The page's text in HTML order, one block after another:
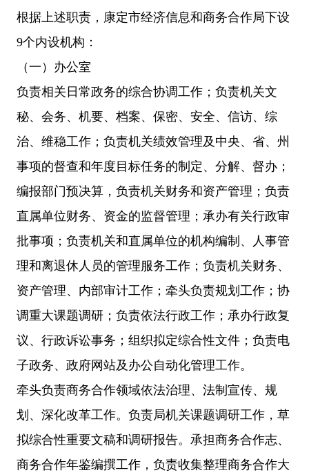
根据上述职责，康定市经济信息和商务合作局下设
9个内设机构：
（一）办公室
负责相关日常政务的综合协调工作；负责机关文
秘、会务、机要、档案、保密、安全、信访、综
治、维稳工作；负责机关绩效管理及中央、省、州
事项的督查和年度目标任务的制定、分解、督办；
编报部门预决算，负责机关财务和资产管理；负责
直属单位财务、资金的监督管理；承办有关行政审
批事项；负责机关和直属单位的机构编制、人事管
理和离退休人员的管理服务工作；负责机关财务、
资产管理、内部审计工作；牵头负责规划工作；协
调重大课题调研；负责依法行政工作；承办行政复
议、行政诉讼事务；组织拟定综合性文件；负责电
子政务、政府网站及办公自动化管理工作。
牵头负责商务合作领域依法治理、法制宣传、规
划、深化改革工作。负责局机关课题调研工作，草
拟综合性重要文稿和调研报告。承担商务合作志、
商务合作年鉴编撰工作，负责收集整理商务合作大